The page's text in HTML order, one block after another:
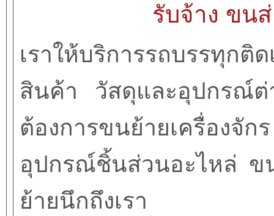
รับจ้าง ขน
เราให้บริการรถบรรทุกติด
สินค้า วัสดุและอุปกรณ์
ต้องการขนย้ายเครื่องจั
อุปกรณ์ชิ้นส่วนอะไหล่ ข
ย้ายนึกถึงเรา